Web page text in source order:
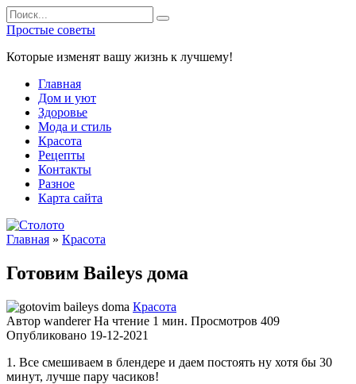
Перейти
к
содержанию
Search
for:
Простые советы
Которые изменят вашу жизнь к лучшему!
Главная
Дом и уют
Здоровье
Мода и стиль
Красота
Рецепты
Контакты
Разное
Карта сайта
Главная » Красота
Готовим Baileys дома
Красота
Автор wanderer На чтение 1 мин. Просмотров 409
Опубликовано 19-12-2021
1. Все смешиваем в блендере и даем постоять ну хотя бы 30
минут, лучше пару часиков!